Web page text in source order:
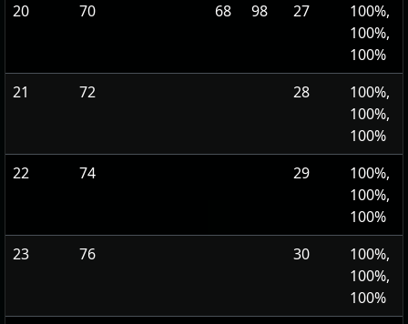
20
70 68 98 27
100%,
100%,
100%
21
72 28
100%,
100%,
100%
22
74 29
100%,
100%,
100%
23
76 30
100%,
100%,
100%